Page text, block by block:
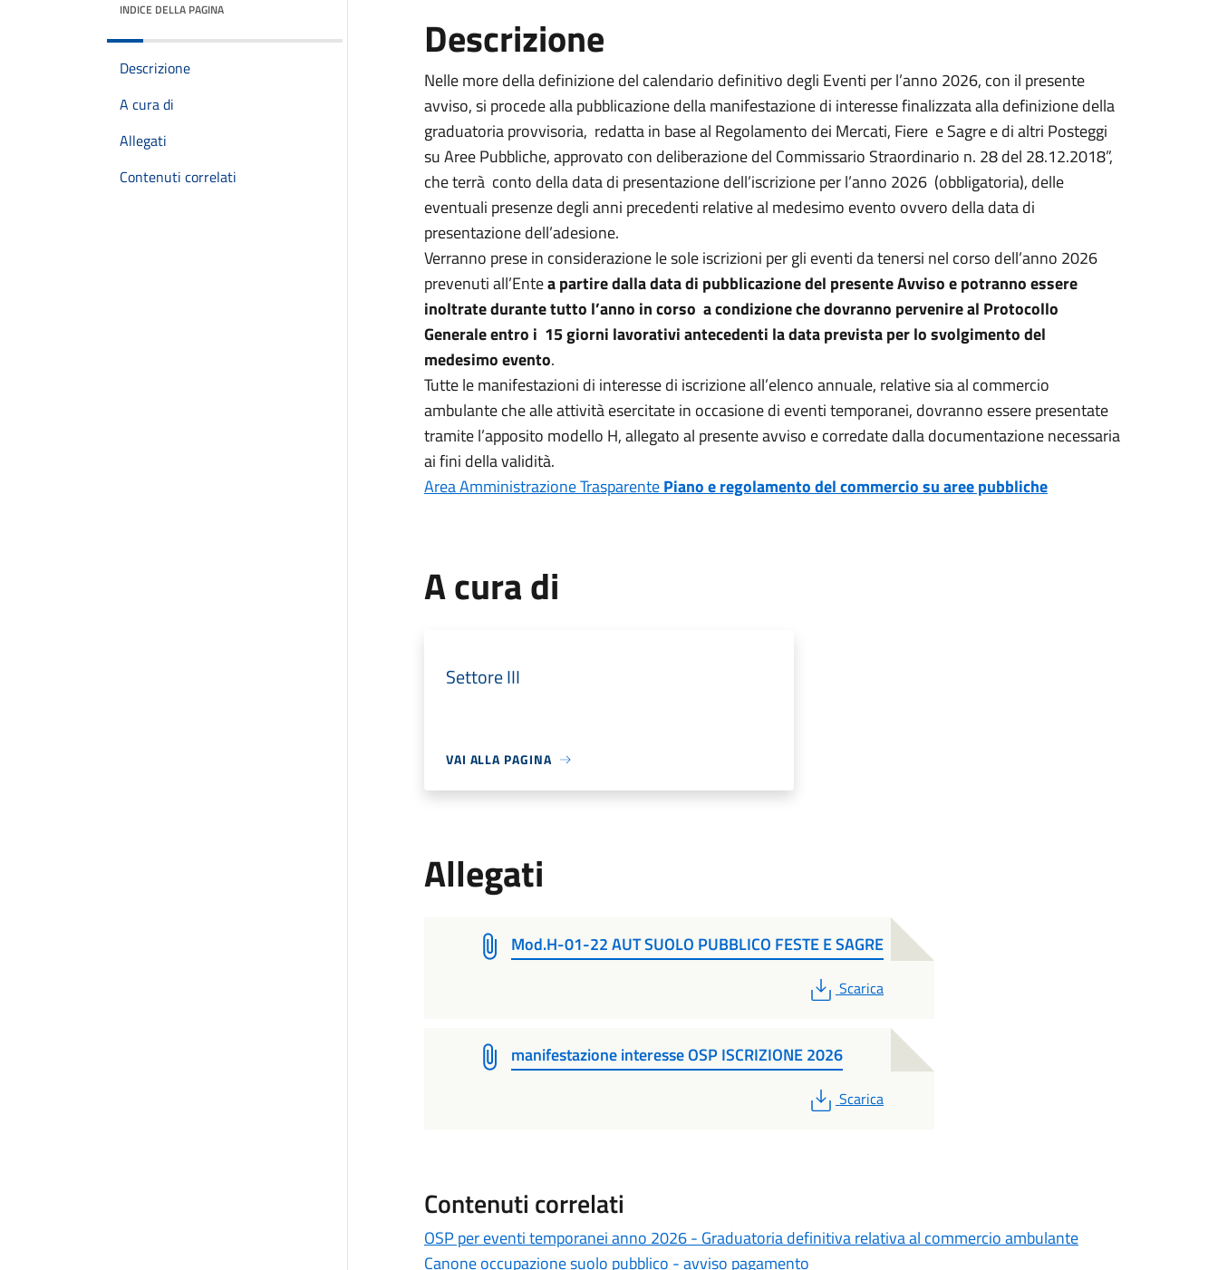
INDICE DELLA PAGINA
Descrizione
A cura di
Allegati
Contenuti correlati
Descrizione
Nelle more della definizione del calendario definitivo degli Eventi per l’anno 2026, con il presente
avviso, si procede alla pubblicazione della manifestazione di interesse finalizzata alla definizione della
graduatoria provvisoria, redatta in base al Regolamento dei Mercati, Fiere e Sagre e di altri Posteggi
su Aree Pubbliche, approvato con deliberazione del Commissario Straordinario n. 28 del 28.12.2018”,
che terrà conto della data di presentazione dell’iscrizione per l’anno 2026 (obbligatoria), delle
eventuali presenze degli anni precedenti relative al medesimo evento ovvero della data di
presentazione dell’adesione.
Verranno prese in considerazione le sole iscrizioni per gli eventi da tenersi nel corso dell’anno 2026
prevenuti all’Entea partire dalla data di pubblicazione del presente Avviso e potranno essere
inoltrate durante tutto l’anno in corso a condizione che dovranno pervenire al Protocollo
Generale entro i 15 giorni lavorativi antecedenti la data prevista per lo svolgimento del
medesimo evento.
Tutte le manifestazioni di interesse di iscrizione all’elenco annuale, relative sia al commercio
ambulante che alle attività esercitate in occasione di eventi temporanei, dovranno essere presentate
tramite l’apposito modello H, allegato al presente avviso e corredate dalla documentazione necessaria
ai fini della validità.
Area Amministrazione TrasparentePiano e regolamento del commercio su aree pubbliche
A cura di
Settore III
VAI ALLA PAGINA
Allegati
Mod.H-01-22 AUT SUOLO PUBBLICO FESTE E SAGRE
PDF
Scarica
manifestazione interesse OSP ISCRIZIONE 2026
PDF
Scarica
Contenuti correlati
OSP per eventi temporanei anno 2026 - Graduatoria definitiva relativa al commercio ambulante
Canone occupazione suolo pubblico - avviso pagamento